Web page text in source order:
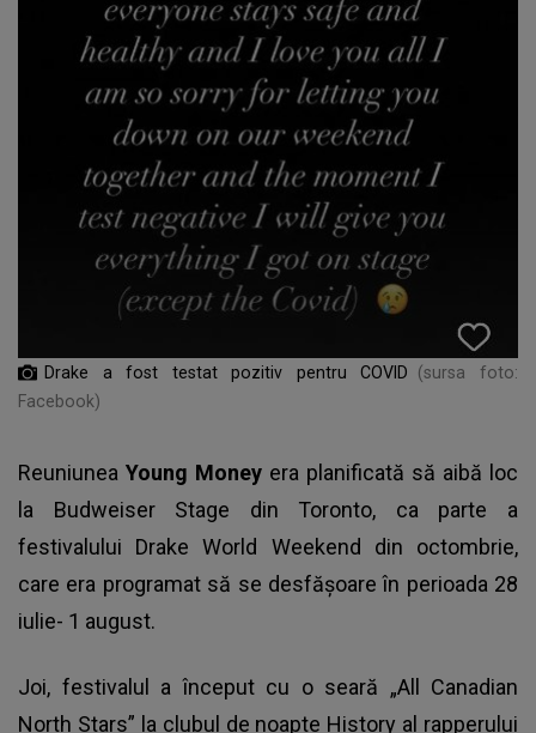
Drake a fost testat pozitiv pentru COVID
(sursa foto:
Facebook)
Reuniunea Young Money era planificată să aibă loc
la Budweiser Stage din Toronto, ca parte a
festivalului Drake World Weekend din octombrie,
care era programat să se desfășoare în perioada 28
iulie- 1 august.
Joi, festivalul a început cu o seară „All Canadian
North Stars” la clubul de noapte History al rapperului